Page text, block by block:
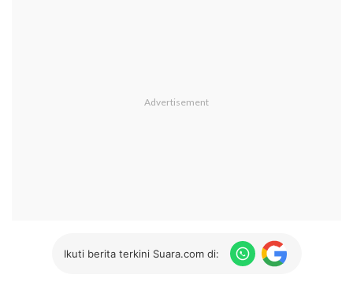
Ikuti berita terkini Suara.com di: